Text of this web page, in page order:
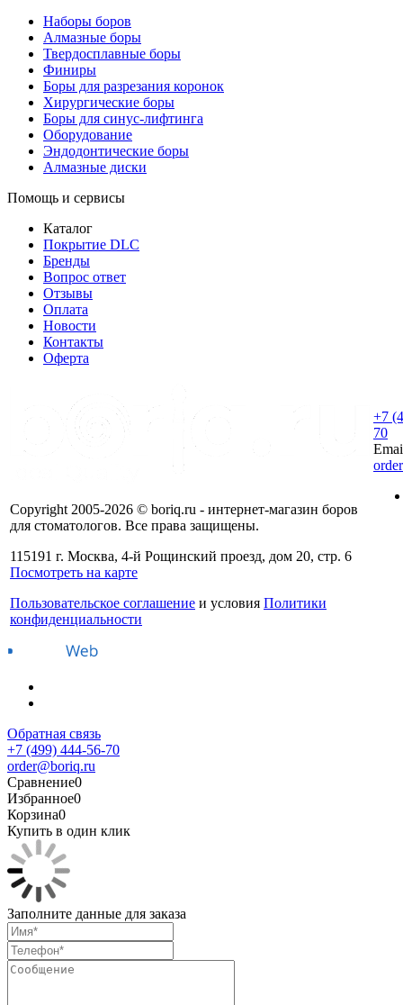
Наборы боров
Алмазные боры
Твердосплавные боры
Финиры
Боры для разрезания коронок
Хирургические боры
Боры для синус-лифтинга
Оборудование
Эндодонтические боры
Алмазные диски
Помощь и сервисы
Каталог
Покрытие DLC
Бренды
Вопрос ответ
Отзывы
Оплата
Новости
Контакты
Оферта
Copyright 2005-2026 © boriq.ru - интернет-магазин боров
для стоматологов. Все права защищены.
115191 г. Москва, 4-й Рощинский проезд, дом 20, стр. 6
Посмотреть на карте
Пользовательское соглашение и условия Политики
конфиденциальности
+7
70
Обратная связь
+7 (499) 444-56-70
order@boriq.ru
Сравнение0
Избранное0
Корзина0
Купить в один клик
Заполните данные для заказа